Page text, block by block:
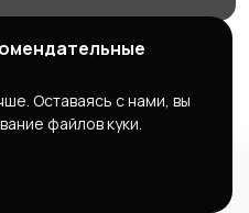
| Работа |
ИНН 5609203278 ОГРН
Оставаясь с нами, вы
файлов куки.